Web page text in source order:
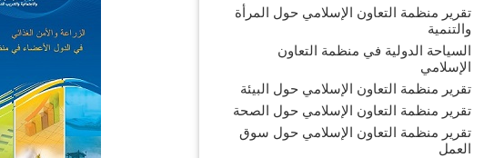
تقرير منظمة التعاون الإسلامي حول المرأة
والتنمية
السياحة الدولية في منظمة التعاون
الإسلامي
تقرير منظمة التعاون الإسلامي حول البيئة
تقرير منظمة التعاون الإسلامي حول الصحة
تقرير منظمة التعاون الإسلامي حول سوق
العمل